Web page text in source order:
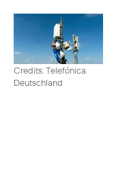
Credits: Telefónica
Deutschland